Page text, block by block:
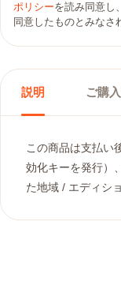
ポリシーを読み同意し
同意したものとみなさ
説明 ご購
この商品は支払い
効化キーを発行）
た地域 / エディシ